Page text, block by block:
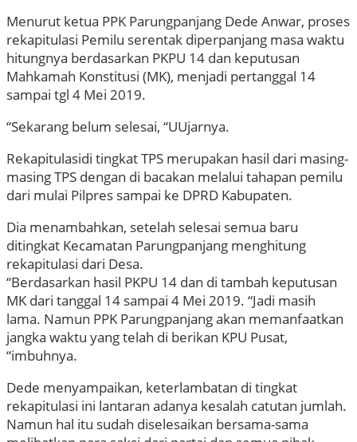
Menurut ketua PPK Parungpanjang Dede Anwar, proses
rekapitulasi Pemilu serentak diperpanjang masa waktu
hitungnya berdasarkan PKPU 14 dan keputusan
Mahkamah Konstitusi (MK), menjadi pertanggal 14
sampai tgl 4 Mei 2019.
“Sekarang belum selesai, “UUjarnya.
Rekapitulasidi tingkat TPS merupakan hasil dari masing-
masing TPS dengan di bacakan melalui tahapan pemilu
dari mulai Pilpres sampai ke DPRD Kabupaten.
Dia menambahkan, setelah selesai semua baru
ditingkat Kecamatan Parungpanjang menghitung
rekapitulasi dari Desa.
“Berdasarkan hasil PKPU 14 dan di tambah keputusan
MK dari tanggal 14 sampai 4 Mei 2019. “Jadi masih
lama. Namun PPK Parungpanjang akan memanfaatkan
jangka waktu yang telah di berikan KPU Pusat,
“imbuhnya.
Dede menyampaikan, keterlambatan di tingkat
rekapitulasi ini lantaran adanya kesalah catutan jumlah.
Namun hal itu sudah diselesaikan bersama-sama